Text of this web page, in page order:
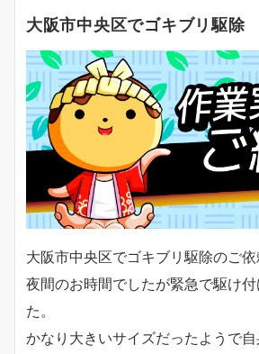
大阪市中央区でゴキブリ駆除
大阪市中央区でゴキブリ駆除のご依
夜間のお時間でしたが緊急で駆け
た。
かなり大きいサイズだったようで